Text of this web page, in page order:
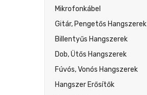
Mikrofonkábel
Gitár, Pengetős Hangszerek
Billentyűs Hangszerek
Dob, Ütős Hangszerek
Fúvós, Vonós Hangszerek
Hangszer Erősítők